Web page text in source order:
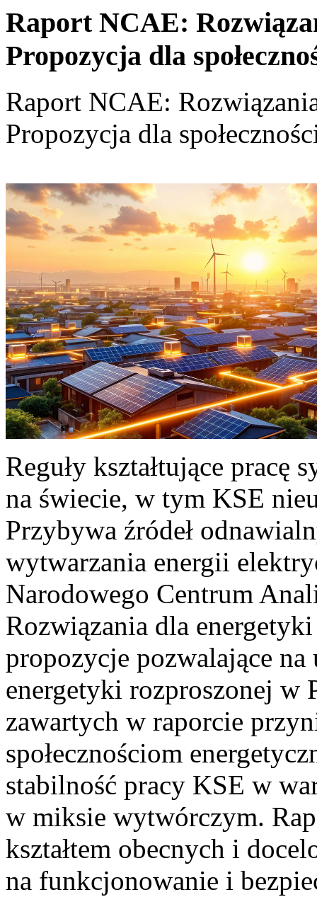
Raport NCAE:
Propozycja dla
Raport NCAE:
Propozycja dla
Reguły kształtujące pracę
na świecie, w tym KSE
Przybywa źródeł
wytwarzania energii
Narodowego Centrum
Rozwiązania dla
propozycje pozwalające
energetyki rozproszonej w
zawartych w raporcie
społecznościom
stabilność pracy KSE w
w miksie wytwórczym.
kształtem obecnych i
na funkcjonowanie i